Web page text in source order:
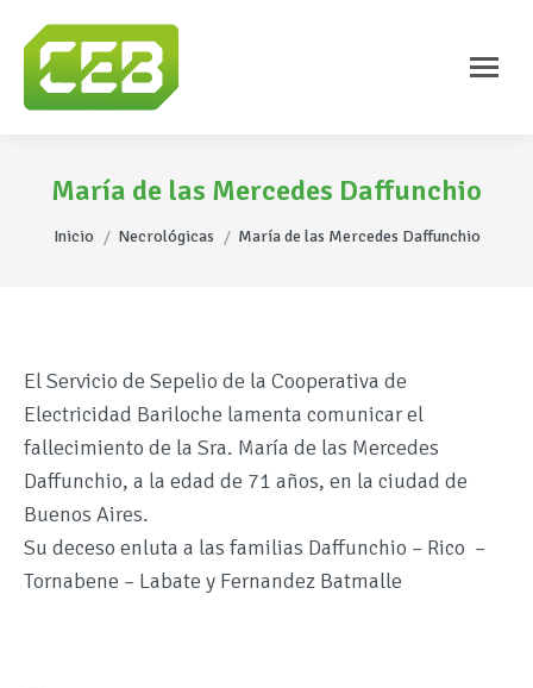
María de las Mercedes Daffunchio
Estás aquí:
Inicio Necrológicas María de las Mercedes Daffunchio
El Servicio de Sepelio de la Cooperativa de
Electricidad Bariloche lamenta comunicar el
fallecimiento de la Sra. María de las Mercedes
Daffunchio, a la edad de 71 años, en la ciudad de
Buenos Aires.
Su deceso enluta a las familias Daffunchio – Rico –
Tornabene – Labate y Fernandez Batmalle